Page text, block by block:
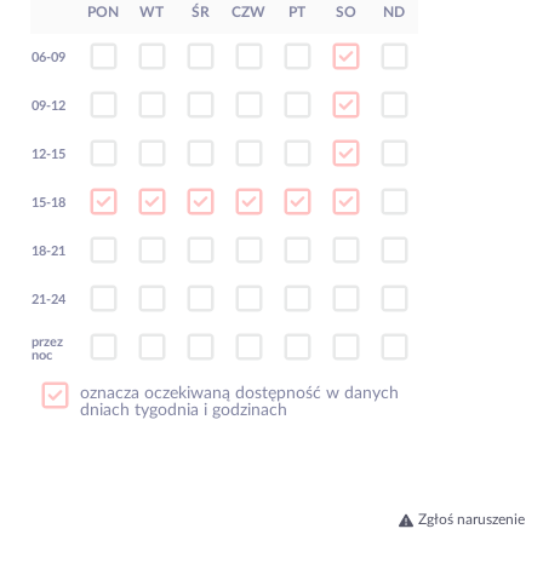
PON WT ŚR CZW PT SO ND
06-09
09-12
12-15
15-18
18-21
21-24
przez
noc
oznacza oczekiwaną dostępność w danych
dniach tygodnia i godzinach
Zgłoś naruszenie